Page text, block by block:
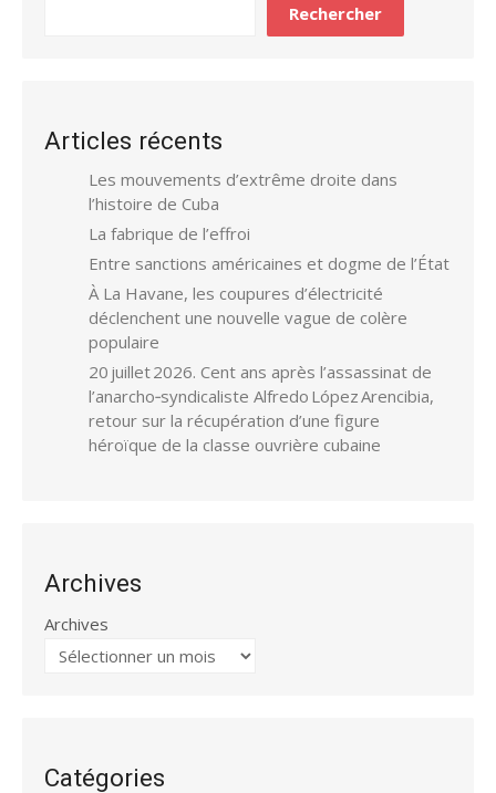
Rechercher
Articles récents
Les mouvements d’extrême droite dans
l’histoire de Cuba
La fabrique de l’effroi
Entre sanctions américaines et dogme de l’État
À La Havane, les coupures d’électricité
déclenchent une nouvelle vague de colère
populaire
20 juillet 2026. Cent ans après l’assassinat de
l’anarcho‑syndicaliste Alfredo López Arencibia,
retour sur la récupération d’une figure
héroïque de la classe ouvrière cubaine
Archives
Archives
Catégories